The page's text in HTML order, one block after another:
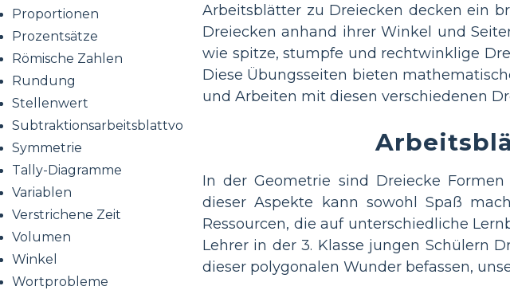
Proportionen
Prozentsätze
Römische Zahlen
Rundung
Stellenwert
Subtraktionsarbeitsblattvorlagen
Symmetrie
Tally-Diagramme
Variablen
Verstrichene Zeit
Volumen
Winkel
Wortprobleme
Arbeitsblätter zu Dreiecken decken ein
Dreiecken anhand ihrer Winkel und
wie spitze, stumpfe und rechtwinklige
Diese Übungsseiten bieten
und Arbeiten mit diesen verschiedenen
In der Geometrie sind Dreiecke
dieser Aspekte kann sowohl Spaß
Ressourcen, die auf unterschiedliche
Lehrer in der 3. Klasse jungen Schülern
dieser polygonalen Wunder befassen,